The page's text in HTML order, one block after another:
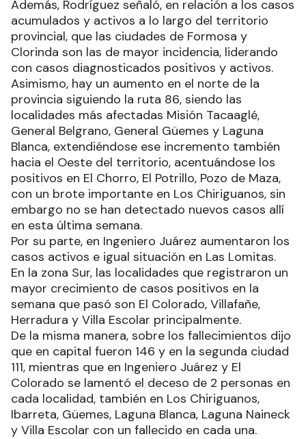
Además, Rodríguez señaló, en relación a los casos
acumulados y activos a lo largo del territorio
provincial, que las ciudades de Formosa y
Clorinda son las de mayor incidencia, liderando
con casos diagnosticados positivos y activos.
Asimismo, hay un aumento en el norte de la
provincia siguiendo la ruta 86, siendo las
localidades más afectadas Misión Tacaaglé,
General Belgrano, General Güemes y Laguna
Blanca, extendiéndose ese incremento también
hacia el Oeste del territorio, acentuándose los
positivos en El Chorro, El Potrillo, Pozo de Maza,
con un brote importante en Los Chiriguanos, sin
embargo no se han detectado nuevos casos allí
en esta última semana.
Por su parte, en Ingeniero Juárez aumentaron los
casos activos e igual situación en Las Lomitas.
En la zona Sur, las localidades que registraron un
mayor crecimiento de casos positivos en la
semana que pasó son El Colorado, Villafañe,
Herradura y Villa Escolar principalmente.
De la misma manera, sobre los fallecimientos dijo
que en capital fueron 146 y en la segunda ciudad
111, mientras que en Ingeniero Juárez y El
Colorado se lamentó el deceso de 2 personas en
cada localidad, también en Los Chiriguanos,
Ibarreta, Güemes, Laguna Blanca, Laguna Naineck
y Villa Escolar con un fallecido en cada una.